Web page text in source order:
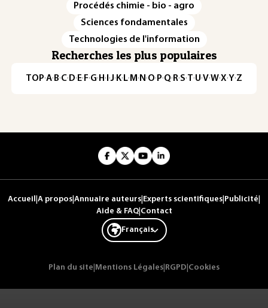
Procédés chimie - bio - agro
Sciences fondamentales
Technologies de l'information
Recherches les plus populaires
TOP·A·B·C· D· E· F·G· H · ·J· K· L· M · N ·O· P·Q· R·S·T·U·V·W·X·Y·Z
Accueil A propos Annuaire auteurs Experts scientifiques Publicité
Aide & FAQ| Contact
Français
Plan du site Mentions Légales RGPD Cookies